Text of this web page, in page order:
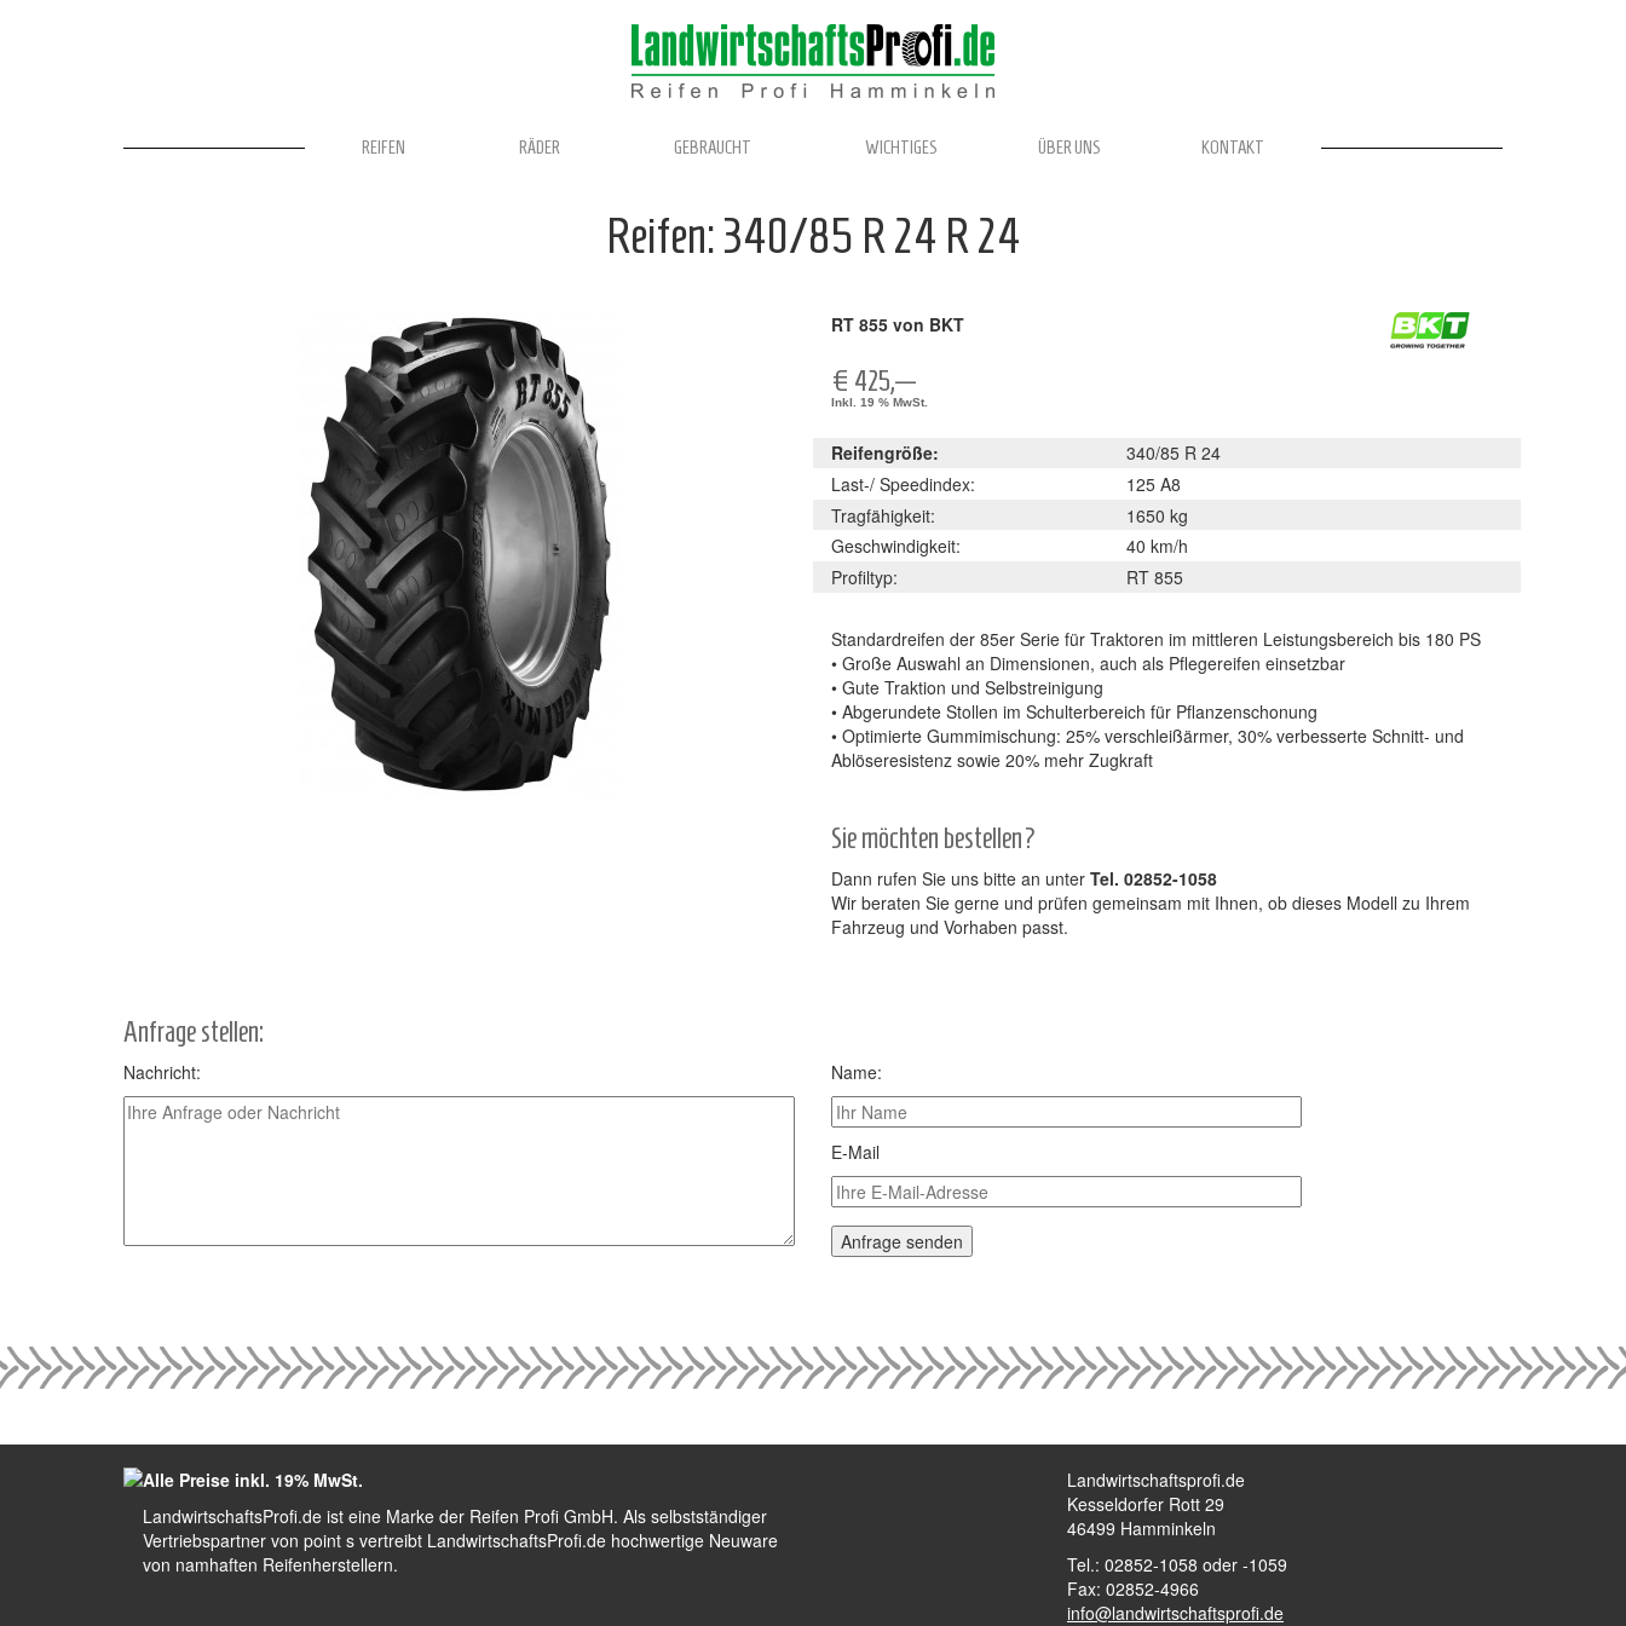
REIFEN RÄDER GEBRAUCHT WICHTIGES ÜBER UNS KONTAKT
Reifen: 340/85 R 24 R 24
RT 855 von BKT
€ 425,—
Inkl. 19 % MwSt.
Reifengröße:
340/85 R 24
Last-/ Speedindex:
125 A8
Tragfähigkeit:
1650 kg
Geschwindigkeit:
40 km/h
Profiltyp:
RT 855
Standardreifen der 85er Serie für Traktoren im mittleren Leistungsbereich bis 180 PS
• Große Auswahl an Dimensionen, auch als Pflegereifen einsetzbar
• Gute Traktion und Selbstreinigung
• Abgerundete Stollen im Schulterbereich für Pflanzenschonung
• Optimierte Gummimischung: 25% verschleißärmer, 30% verbesserte Schnitt- und
Ablöseresistenz sowie 20% mehr Zugkraft
Sie möchten bestellen?
Dann rufen Sie uns bitte an unter Tel. 02852-1058
Wir beraten Sie gerne und prüfen gemeinsam mit Ihnen, ob dieses Modell zu Ihrem
Fahrzeug und Vorhaben passt.
Anfrage stellen:
Nachricht: Name:
E-Mail
Alle Preise inkl. 19% MwSt.
LandwirtschaftsProfi.de ist eine Marke der Reifen Profi GmbH. Als selbstständiger
Vertriebspartner von point s vertreibt LandwirtschaftsProfi.de hochwertige Neuware
von namhaften Reifenherstellern.
Landwirtschaftsprofi.de
Kesseldorfer Rott 29
46499 Hamminkeln
Tel.: 02852-1058 oder -1059
Fax: 02852-4966
info@landwirtschaftsprofi.de